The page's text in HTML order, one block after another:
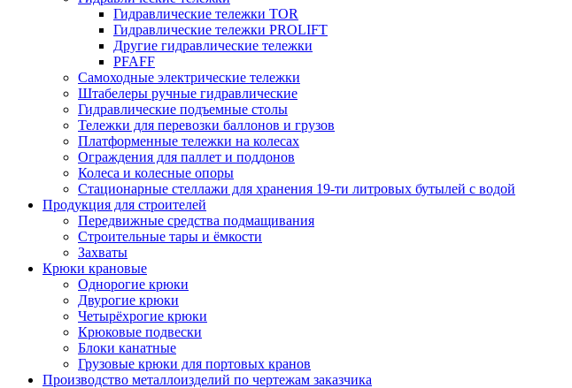
Гидравлические тележки TOR
Гидравлические тележки PROLIFT
Другие гидравлические тележки
PFAFF
Самоходные электрические тележки
Штабелеры ручные гидравлические
Гидравлические подъемные столы
Тележки для перевозки баллонов и грузов
Платформенные тележки на колесах
Ограждения для паллет и поддонов
Колеса и колесные опоры
Стационарные стеллажи для хранения 19-ти литровых бутылей с водой
Продукция для строителей
Передвижные средства подмащивания
Строительные тары и ёмкости
Захваты
Крюки крановые
Однорогие крюки
Двурогие крюки
Четырёхрогие крюки
Крюковые подвески
Блоки канатные
Грузовые крюки для портовых кранов
Производство металлоизделий по чертежам заказчика